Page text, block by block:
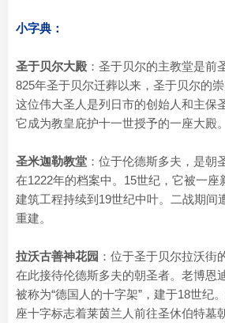
小字典：
圣于贝尔大殿：圣于贝尔的主教堂是前
825年圣于贝尔迁葬以来，圣于贝尔的
这位伟大圣人是列日市的创始人和主保
它成为教皇庇护十一世授予的一座大殿。
圣米迦勒教堂 ：位于伦德斯多夫，是朝
在1222年的档案中。15世纪，它被一座
建筑工程持续到19世纪中叶。二战期间
重建。
拉沃古善神花园 ：位于圣于贝尔拉沃街
在此接待伦德斯多夫的朝圣者。老博恩
被称为“德国人的十字架”，建于18世纪
座十字标志着莱茵兰人前往圣休伯特墓